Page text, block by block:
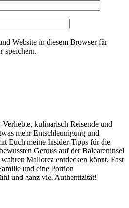
Website in diesem Browser für
speichern.
kulinarisch Reisende und
mehr Entschleunigung und
Euch meine Insider-Tipps für die
Genuss auf der Baleareninsel
Mallorca entdecken könnt. Fast
und eine Portion
und ganz viel Authentizität!